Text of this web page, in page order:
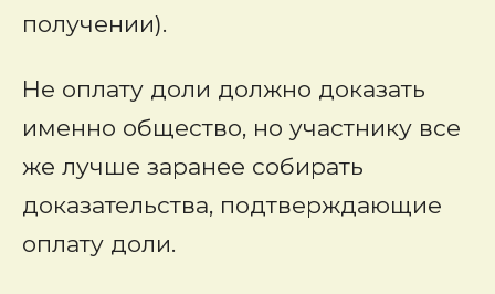
получении).
Не оплату доли должно доказать
именно общество, но участнику все
же лучше заранее собирать
доказательства, подтверждающие
оплату доли.